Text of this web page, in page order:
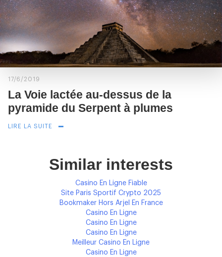
17/6/2019
La Voie lactée au-dessus de la
pyramide du Serpent à plumes
LIRE LA SUITE
Similar interests
Casino En Ligne Fiable
Site Paris Sportif Crypto 2025
Bookmaker Hors Arjel En France
Casino En Ligne
Casino En Ligne
Casino En Ligne
Meilleur Casino En Ligne
Casino En Ligne